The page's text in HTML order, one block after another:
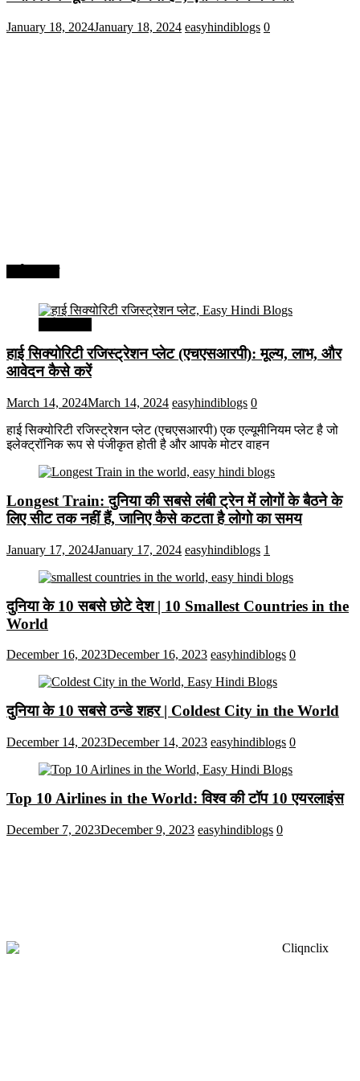
January 18, 2024January 18, 2024 easyhindiblogs 0
हाई सिक्योरिटी रजिस्ट्रेशन प्लेट (एचएसआरपी): मूल्य, लाभ, और
आवेदन कैसे करें
March 14, 2024March 14, 2024 easyhindiblogs 0
हाई सिक्योरिटी रजिस्ट्रेशन प्लेट (एचएसआरपी) एक एल्यूमीनियम प्लेट है जो
इलेक्ट्रॉनिक रूप से पंजीकृत होती है और आपके मोटर वाहन
Longest Train: दुनिया की सबसे लंबी ट्रेन में लोगों के बैठने के
लिए सीट तक ​​नहीं हैं, जानिए कैसे कटता है लोगो का समय
January 17, 2024January 17, 2024 easyhindiblogs 1
दुनिया के 10 सबसे छोटे देश | 10 Smallest Countries in the
World
December 16, 2023December 16, 2023 easyhindiblogs 0
दुनिया के 10 सबसे ठन्डे शहर | Coldest City in the World
December 14, 2023December 14, 2023 easyhindiblogs 0
Top 10 Airlines in the World: विश्व की टॉप 10 एयरलाइंस
December 7, 2023December 9, 2023 easyhindiblogs 0